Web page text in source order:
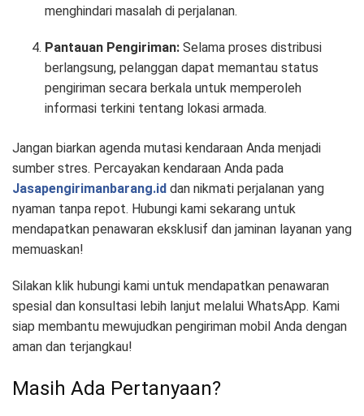
menghindari masalah di perjalanan.
Pantauan Pengiriman: Selama proses distribusi
berlangsung, pelanggan dapat memantau status
pengiriman secara berkala untuk memperoleh
informasi terkini tentang lokasi armada.
Jangan biarkan agenda mutasi kendaraan Anda menjadi
sumber stres. Percayakan kendaraan Anda pada
Jasapengirimanbarang.id dan nikmati perjalanan yang
nyaman tanpa repot. Hubungi kami sekarang untuk
mendapatkan penawaran eksklusif dan jaminan layanan yang
memuaskan!
Silakan klik hubungi kami untuk mendapatkan penawaran
spesial dan konsultasi lebih lanjut melalui WhatsApp. Kami
siap membantu mewujudkan pengiriman mobil Anda dengan
aman dan terjangkau!
Masih Ada Pertanyaan?